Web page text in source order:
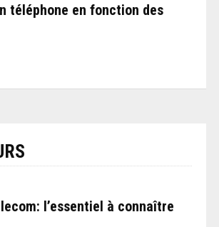
téléphone en fonction des
l’essentiel à connaître